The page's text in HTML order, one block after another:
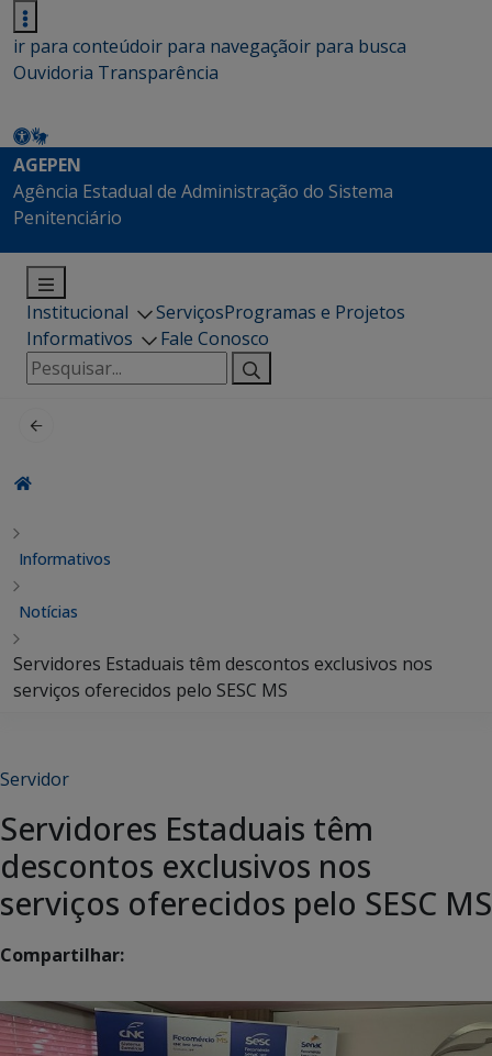
ir para conteúdoir para navegaçãoir para busca
Ouvidoria Transparência
AGEPEN
Agência Estadual de Administração do Sistema
Penitenciário
Institucional ServiçosProgramas e Projetos
Informativos
Fale Conosco
Pesquisar
por:
Informativos
Notícias
Servidores Estaduais têm descontos exclusivos nos
serviços oferecidos pelo SESC MS
Servidor
Servidores Estaduais têm
descontos exclusivos nos
serviços oferecidos pelo SESC MS
Compartilhar: